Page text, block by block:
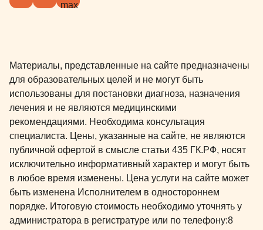
Материалы, представленные на сайте предназначены
для образовательных целей и не могут быть
использованы для постановки диагноза, назначения
лечения и не являются медицинскими
рекомендациями. Необходима консультация
специалиста. Цены, указанные на сайте, не являются
публичной офертой в смысле статьи 435 ГК.РФ, носят
исключительно информативный характер и могут быть
в любое время изменены. Цена услуги на сайте может
быть изменена Исполнителем в одностороннем
порядке. Итоговую стоимость необходимо уточнять у
администратора в регистратуре или по телефону:8